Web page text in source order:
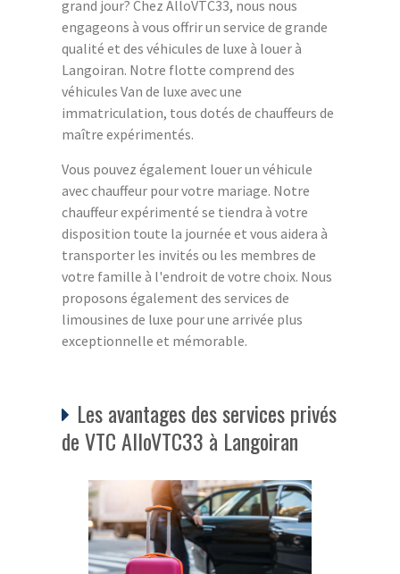
grand jour? Chez AlloVTC33, nous nous
engageons à vous offrir un service de grande
qualité et des véhicules de luxe à louer à
Langoiran. Notre flotte comprend des
véhicules Van de luxe avec une
immatriculation, tous dotés de chauffeurs de
maître expérimentés.
Vous pouvez également louer un véhicule
avec chauffeur pour votre mariage. Notre
chauffeur expérimenté se tiendra à votre
disposition toute la journée et vous aidera à
transporter les invités ou les membres de
votre famille à l'endroit de votre choix. Nous
proposons également des services de
limousines de luxe pour une arrivée plus
exceptionnelle et mémorable.
Les avantages des services privés
de VTC AlloVTC33 à Langoiran